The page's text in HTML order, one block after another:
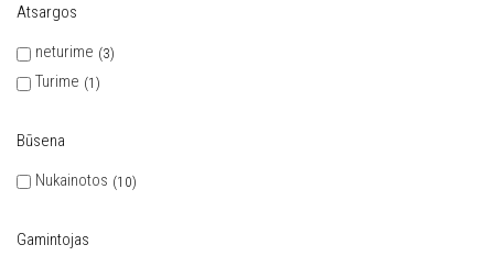
Atsargos
neturime
3
Turime 1
Būsena
Nukainotos
10
Gamintojas